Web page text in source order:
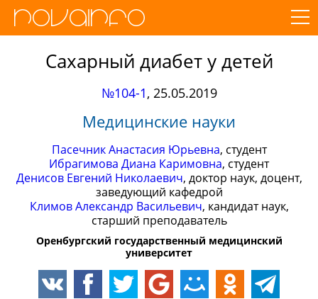
Сахарный диабет у детей
№104-1, 25.05.2019
Медицинские науки
Пасечник Анастасия Юрьевна, студент
Ибрагимова Диана Каримовна, студент
Денисов Евгений Николаевич, доктор наук, доцент,
заведующий кафедрой
Климов Александр Васильевич, кандидат наук,
старший преподаватель
Оренбургский государственный медицинский
университет